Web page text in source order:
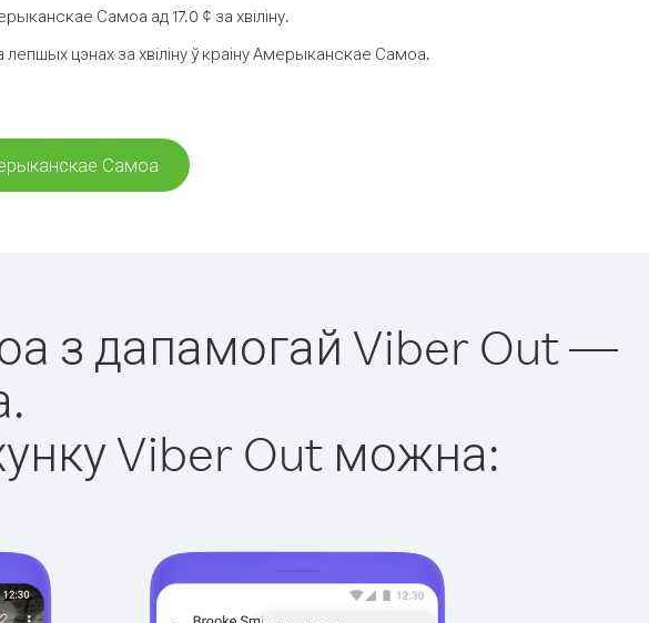
Самоа ад 17.0 ¢ за хвіліну.
цэнах за хвіліну ў краіну Амерыканскае Самоа.
Самоа
з дапамогай Viber Out —
Viber Out можна: